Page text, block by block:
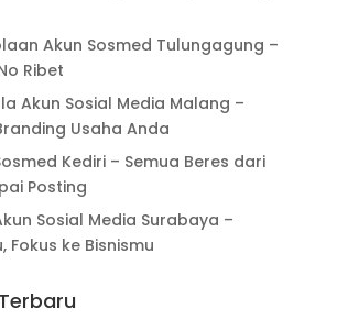
Akun Sosmed Tulungagung –
Ribet
Akun Sosial Media Malang –
Usaha Anda
Kediri – Semua Beres dari
Posting
Sosial Media Surabaya –
Fokus ke Bisnismu